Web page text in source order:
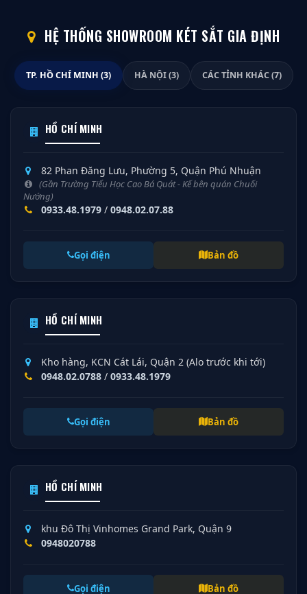
HỆ THỐNG SHOWROOM KÉT SẮT GIA ĐỊNH
TP. HỒ CHÍ MINH (3) HÀ NỘI (3) CÁC TỈNH KHÁC (7)
HỒ CHÍ MINH
82 Phan Đăng Lưu, Phường 5, Quận Phú Nhuận
(Gần Trường Tiểu Học Cao Bá Quát - Kế bên quán Chuối
Nướng)
0933.48.1979 / 0948.02.07.88
Gọi điện Bản đồ
HỒ CHÍ MINH
Kho hàng, KCN Cát Lái, Quận 2 (Alo trước khi tới)
0948.02.0788 / 0933.48.1979
Gọi điện Bản đồ
HỒ CHÍ MINH
khu Đô Thị Vinhomes Grand Park, Quận 9
0948020788
Gọi điện Bản đồ